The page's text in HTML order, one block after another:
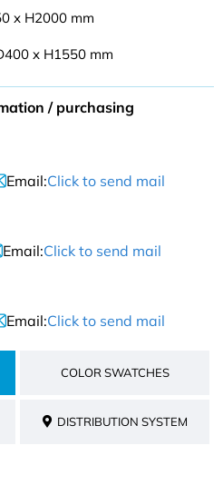
x H2000 mm
x H1550 mm
/ purchasing
Email:Click to send mail
Email:Click to send mail
Email:Click to send mail
COLOR SWATCHES
DISTRIBUTION SYSTEM